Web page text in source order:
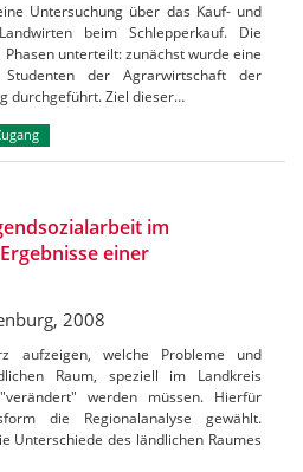
Untersuchung über das Kauf- und
beim Schlepperkauf. Die
unterteilt: zunächst wurde eine
der Agrarwirtschaft der
durchgeführt. Ziel dieser…
im
einer
2008
aufzeigen, welche Probleme und
Raum, speziell im Landkreis
werden müssen. Hierfür
die Regionalanalyse gewählt.
Unterschiede des ländlichen Raumes